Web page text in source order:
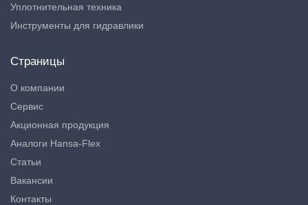
Уплотнительная техника
Инструменты для гидравлики
Страницы
О компании
Сервис
Акционная продукция
Аналоги Hansa-Flex
Статьи
Вакансии
Контакты